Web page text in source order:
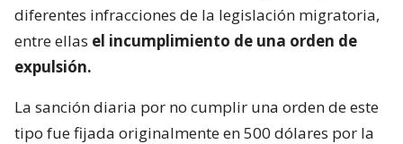
diferentes infracciones de la legislación migratoria,
entre ellas el incumplimiento de una orden de
expulsión.
La sanción diaria por no cumplir una orden de este
tipo fue fijada originalmente en 500 dólares por la